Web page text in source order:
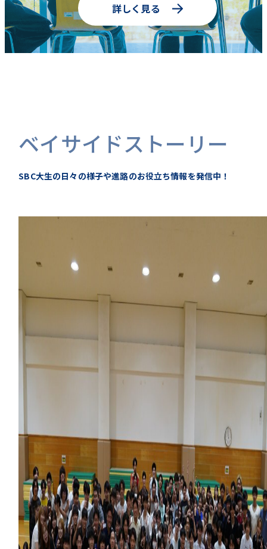
詳しく見る
ベイサイドストーリー
SBC大生の日々の様子や進路のお役立ち情報を発信中！